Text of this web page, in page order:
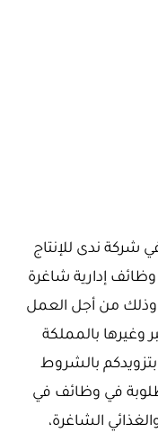
شركة ندى للإنتاج
وظائف إدارية شاغرة
من أجل العمل
وغيرها بالمملكة
بالشروط
في وظائف في
الشاغرة،